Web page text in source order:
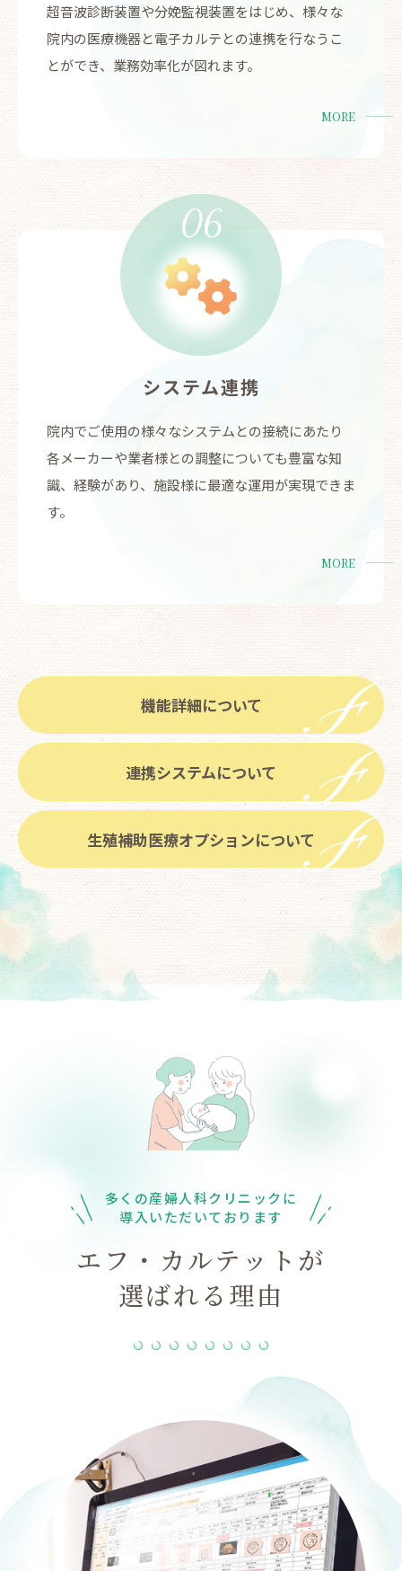
超音波診断装置や分娩監視装置をはじめ、様々な
院内の医療機器と電子カルテとの連携を行なうこ
とができ、業務効率化が図れます。
MORE
システム連携
院内でご使用の様々なシステムとの接続にあたり
各メーカーや業者様との調整についても豊富な知
識、経験があり、施設様に最適な運用が実現できま
す。
MORE
機能詳細について
連携システムについて
生殖補助医療オプションについて
多くの産婦人科クリニックに
導入いただいております
エフ・カルテットが
選ばれる理由